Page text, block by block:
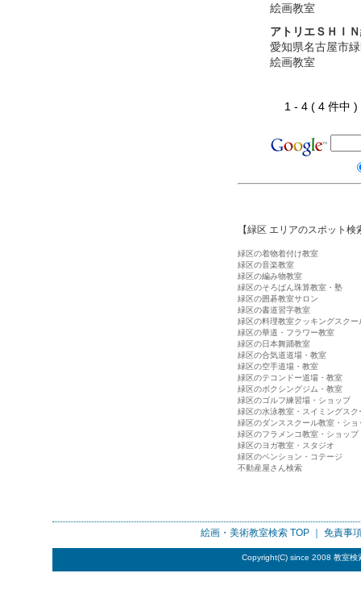
絵画教室
アトリエＳＨＩ
愛知県名古屋市
絵画教室
1 - 4 ( 4 件
【緑区 エリアのスポット検
緑区の着物着付け教室
緑区の音楽教室
緑区の編み物教室
緑区のそろばん珠算教室・塾
緑区の囲碁教室サロン
緑区の書道習字教室
緑区の料理教室クッキングスクー
緑区の華道・フラワー教室
緑区の日本舞踊教室
緑区の合気道道場・教室
緑区の空手道場・教室
緑区のテコンドー道場・教室
緑区のボクシングジム・教室
緑区のゴルフ練習場・ショップ
緑区の水泳教室・スイミングスク
緑区のダンススクール教室・ショ
緑区のフラメンコ教室・ショップ
緑区のヨガ教室・スタジオ
緑区のペンション・コテージ
不動産屋さん検索
絵画・美術教室検索TOP ｜ 免責事
Copyright(C) since 2008 教室検